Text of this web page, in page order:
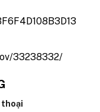
33238332/
thoại